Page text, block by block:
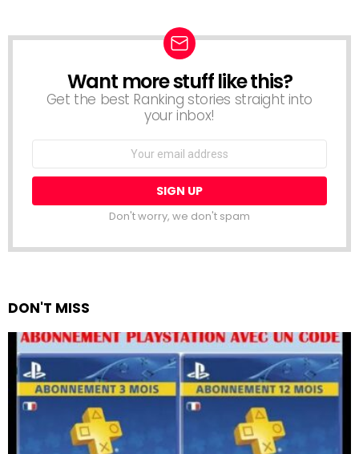
NEWSLETTER
Want more stuff like this?
Get the best Ranking stories straight into
your inbox!
Email
Don't worry, we don't spam
DON'T MISS